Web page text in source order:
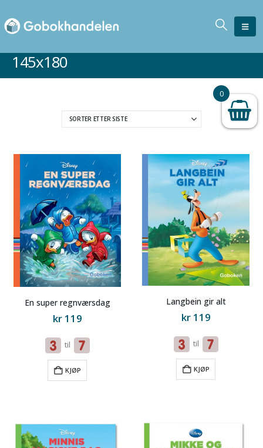
145x180
En super regnværsdag
kr119
til
KJØP
Langbein gir alt
kr119
til
KJØP
0